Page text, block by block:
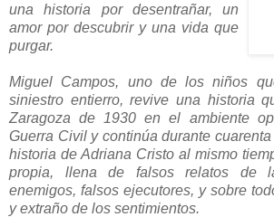
una historia por desentrañar, un
amor por descubrir y una vida que
purgar.
Miguel Campos, uno de los niños
siniestro entierro, revive una historia
Zaragoza de 1930 en el ambiente
Guerra Civil y continúa durante
historia de Adriana Cristo al mismo
propia, llena de falsos relatos de
enemigos, falsos ejecutores, y sobre
y extraño de los sentimientos.